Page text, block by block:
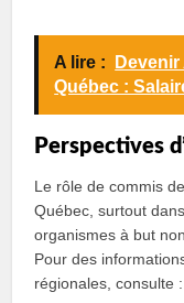
A lire :
Québec :
Perspectives
Le rôle de commis
Québec, surtout
organismes à but
Pour des
régionales, consulte :